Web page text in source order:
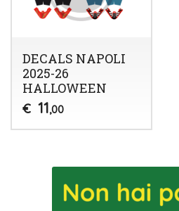
DECALS NAPOLI
2025-26
HALLOWEEN
€ 11,00